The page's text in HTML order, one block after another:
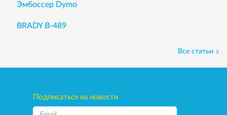
Эмбоссер Dymo
BRADY B-489
Все статьи
Подписаться на новости